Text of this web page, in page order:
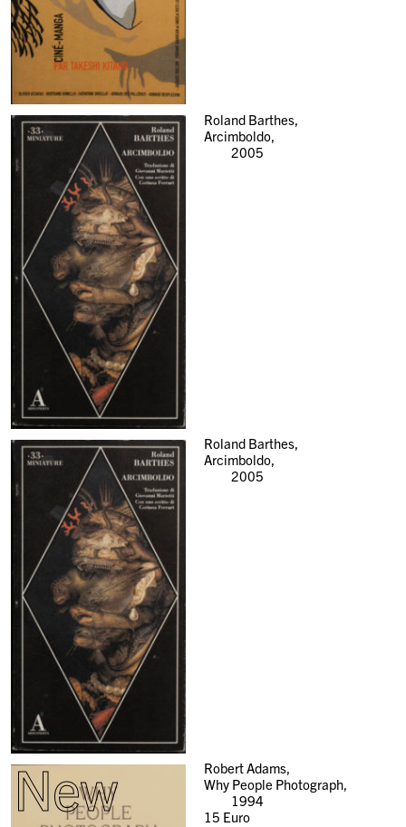
Roland Barthes,
Arcimboldo,
2005
Roland Barthes,
Arcimboldo,
2005
New
Robert Adams,
Why People Photograph,
1994
15 Euro